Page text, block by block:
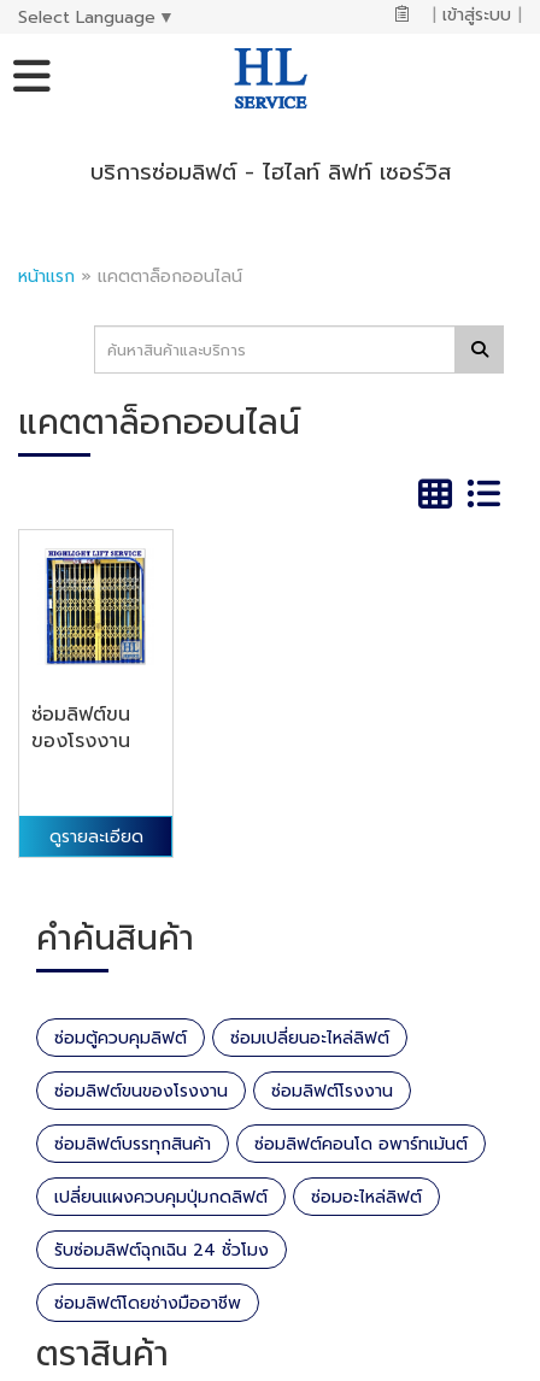
Select Language ▼ | เข้าสู่ระบบ |
บริการซ่อมลิฟต์ - ไฮไลท์ ลิฟท์ เซอร์วิส
หน้าแรก » แคตตาล็อกออนไลน์
แคตตาล็อกออนไลน์
ซ่อมลิฟต์ขน
ของโรงงาน
ดูรายละเอียด
คำค้นสินค้า
ซ่อมตู้ควบคุมลิฟต์ ซ่อมเปลี่ยนอะไหล่ลิฟต์
ซ่อมลิฟต์ขนของโรงงาน ซ่อมลิฟต์โรงงาน
ซ่อมลิฟต์บรรทุกสินค้า ซ่อมลิฟต์คอนโด อพาร์ทเม้นต์
เปลี่ยนแผงควบคุมปุ่มกดลิฟต์ ซ่อมอะไหล่ลิฟต์
รับซ่อมลิฟต์ฉุกเฉิน 24 ชั่วโมง
ซ่อมลิฟต์โดยช่างมืออาชีพ
ตราสินค้า